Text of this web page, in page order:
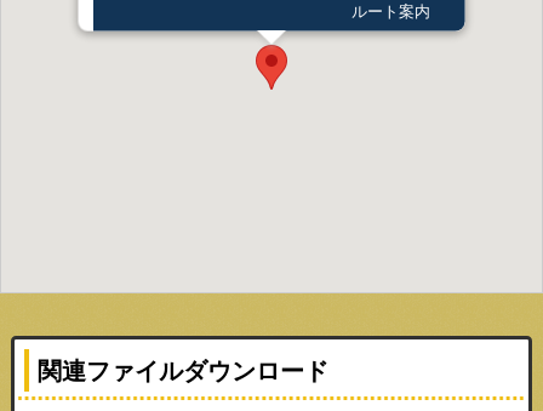
ルート案内
関連ファイルダウンロード